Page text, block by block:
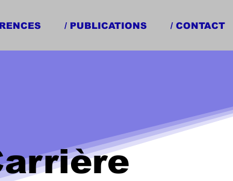
/ PUBLICATIONS / CONTACT